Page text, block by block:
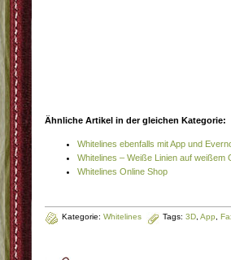
Ähnliche Artikel in der gleichen Kategorie:
Whitelines ebenfalls mit App und
Whitelines – Weiße Linien auf weißem
Whitelines Online Shop
Kategorie: Whitelines Tags: 3D App